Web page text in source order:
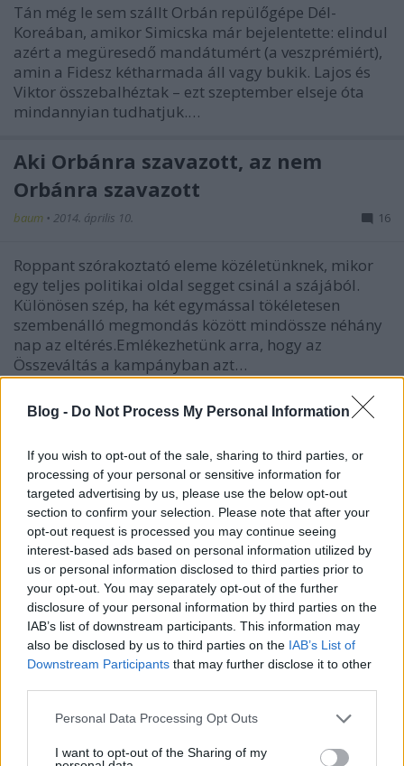
Blog - Do Not Process My Personal Information
If you wish to opt-out of the sale, sharing to third parties, or
processing of your personal or sensitive information for
targeted advertising by us, please use the below opt-out
section to confirm your selection. Please note that after your
opt-out request is processed you may continue seeing
interest-based ads based on personal information utilized by
us or personal information disclosed to third parties prior to
your opt-out. You may separately opt-out of the further
disclosure of your personal information by third parties on the
IAB’s list of downstream participants. This information may
also be disclosed by us to third parties on the IAB’s List of
Downstream Participants that may further disclose it to other
Please note that this website/app uses one or more Google
not limited to your visit or usage behaviour. You may click to
Personal Data Processing Opt Outs
I want to opt-out of the Sharing of my
Tán még le sem szállt Orbán repülőgépe Dél-
Koreában, amikor Simicska már bejelentette: elindul
azért a megüresedő mandátumért (a veszprémiért),
amin a Fidesz kétharmada áll vagy bukik. Lajos és
Viktor összebalhéztak – ezt szeptember elseje óta
mindannyian tudhatjuk.…
Aki Orbánra szavazott, az nem
Orbánra szavazott
baum • 2014. április 10. 16
Roppant szórakoztató eleme közéletünknek, mikor
egy teljes politikai oldal segget csinál a szájából.
Különösen szép, ha két egymással tökéletesen
szembenálló megmondás között mindössze néhány
nap az eltérés.Emlékezhetünk arra, hogy az
Összeváltás a kampányban azt…
Elvesztegeti a voksát, aki
baum•2014. április 04.
Hónapok óta megy a manipulálás a baloldali
összeizé oldaláról, hogy amennyiben nem a
Mesterházy-Bajnai-Gyurcsány-Fodor-Szabó listára
adod a szavazatodat, akkor Orbán Viktort erősíted.
Hát persze. Az a baj ezzel az érveléssel, hogy nem
más, mint ordas hazugság. Ez ugyanis akkor…
Mi lesz április 7-én?
baum•2014. március 28.
A választási kampány hajrájához érve illő lenne egy